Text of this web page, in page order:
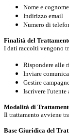
Nome e cognome
Indirizzo email
Numero di
Finalità del
I dati raccolti vengono
Rispondere alle
Inviare
Gestire
Iscrivere l'utente
Modalità di
Il trattamento avviene
Base Giuridica del